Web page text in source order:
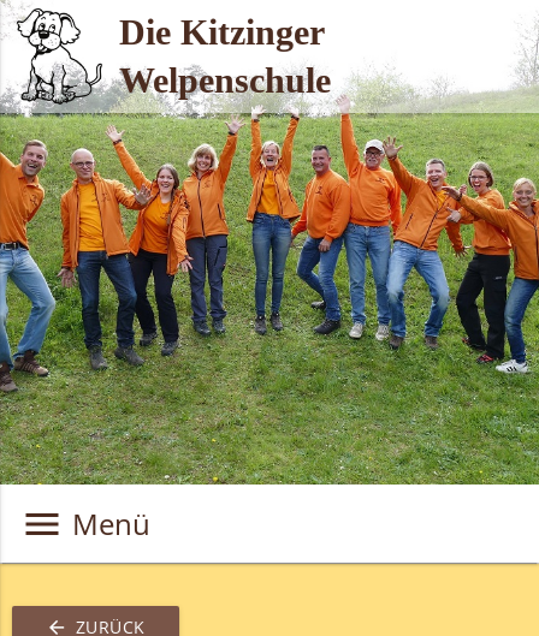
Skip
to
content
Die Kitzinger
Welpenschule
menu Menü
arrow_back ZURÜCK